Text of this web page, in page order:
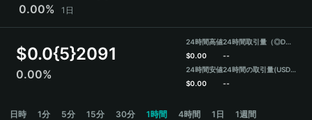
ภาษาไทย
हिन्दी
Español
Português (Brasil)
0.00%
1日
$0.0{5}2091
0.00%
24時間高値
$0.00
24時間安値
$0.00
24時間取引量（◎DOG）
--
24時間の取引量(USDT)
--
日時 1分 5分 15分 30分 1時間 4時間 1日 1週間